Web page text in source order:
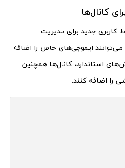
کانال‌ها
کاربری جدید برای مدیریت
ایموجی‌های خاص را اضافه
استاندارد، کانال‌ها همچنین
را اضافه کنند.